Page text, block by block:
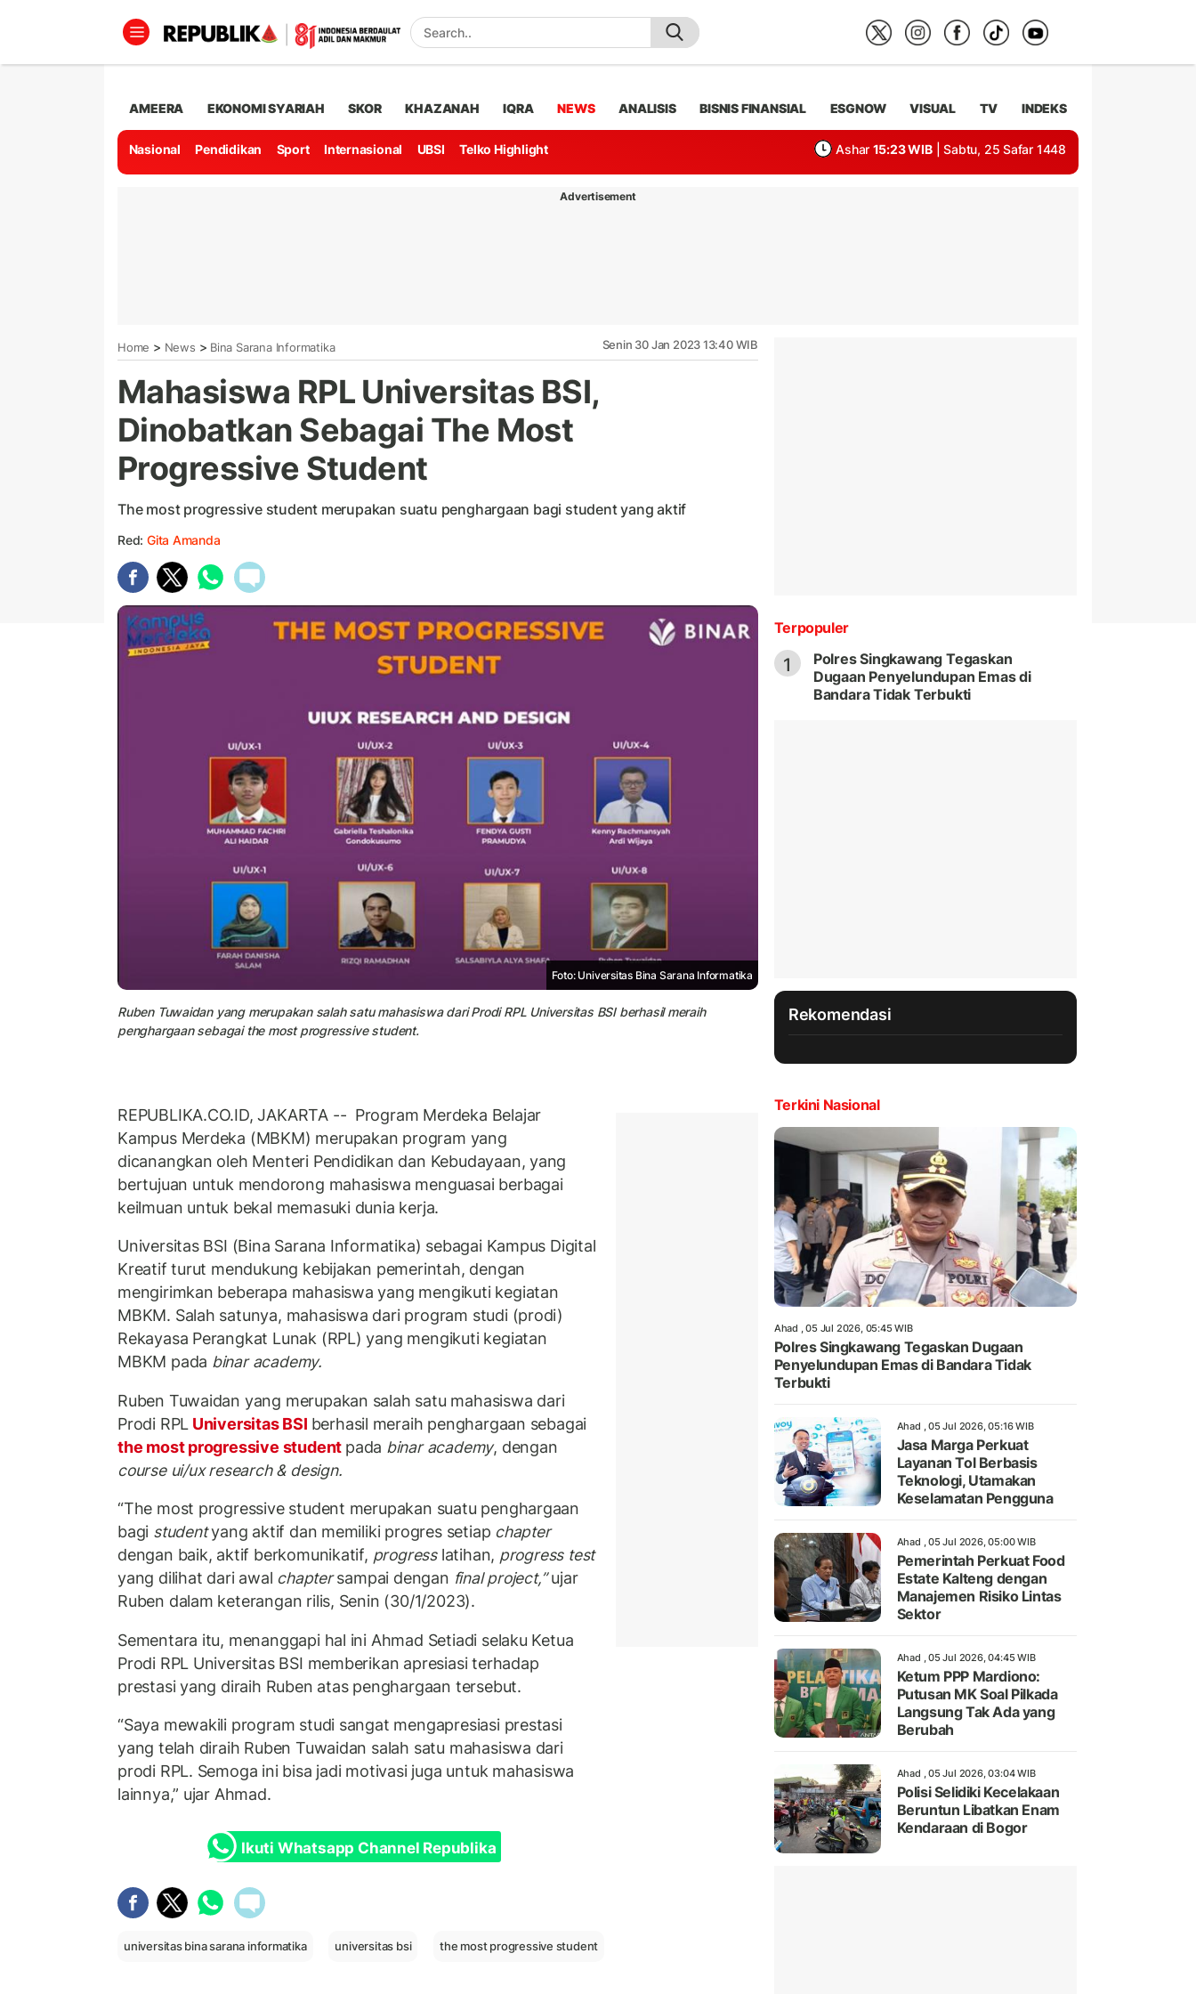
AMEERA EKONOMI SYARIAH SKOR KHAZANAH IQRA NEWS ANALISIS BISNIS FINANSIAL ESGNOW VISUAL TV INDEKS
Nasional Pendidikan Sport Internasional UBSI Telko Highlight Ashar 15:23 WIB | Sabtu, 25 Safar 1448
Advertisement
Home > News > Bina Sarana Informatika Senin 30 Jan 2023 13:40 WIB
Mahasiswa RPL Universitas BSI,
Dinobatkan Sebagai The Most
Progressive Student
The most progressive student merupakan suatu penghargaan bagi student yang aktif
Red: Gita Amanda
Foto: Universitas Bina Sarana Informatika
Ruben Tuwaidan yang merupakan salah satu mahasiswa dari Prodi RPL Universitas BSI berhasil meraih
penghargaan sebagai the most progressive student.
REPUBLIKA.CO.ID, JAKARTA -- Program Merdeka Belajar
Kampus Merdeka (MBKM) merupakan program yang
dicanangkan oleh Menteri Pendidikan dan Kebudayaan, yang
bertujuan untuk mendorong mahasiswa menguasai berbagai
keilmuan untuk bekal memasuki dunia kerja.
Universitas BSI (Bina Sarana Informatika) sebagai Kampus Digital
Kreatif turut mendukung kebijakan pemerintah, dengan
mengirimkan beberapa mahasiswa yang mengikuti kegiatan
MBKM. Salah satunya, mahasiswa dari program studi (prodi)
Rekayasa Perangkat Lunak (RPL) yang mengikuti kegiatan
MBKM pada binar academy.
Ruben Tuwaidan yang merupakan salah satu mahasiswa dari
Prodi RPL Universitas BSI berhasil meraih penghargaan sebagai
the most progressive student pada binar academy, dengan
course ui/ux research & design.
“The most progressive student merupakan suatu penghargaan
bagi studentyang aktif dan memiliki progres setiap chapter
dengan baik, aktif berkomunikatif, progresslatihan, progress test
yang dilihat dari awal chaptersampai dengan final project,”ujar
Ruben dalam keterangan rilis, Senin (30/1/2023).
Sementara itu, menanggapi hal ini Ahmad Setiadi selaku Ketua
Prodi RPL Universitas BSI memberikan apresiasi terhadap
prestasi yang diraih Ruben atas penghargaan tersebut.
“Saya mewakili program studi sangat mengapresiasi prestasi
yang telah diraih Ruben Tuwaidan salah satu mahasiswa dari
prodi RPL. Semoga ini bisa jadi motivasi juga untuk mahasiswa
lainnya,” ujar Ahmad.
Ikuti Whatsapp Channel Republika
universitas bina sarana informatika universitas bsi the most progressive student
Terpopuler
1
Polres Singkawang Tegaskan
Dugaan Penyelundupan Emas di
Bandara Tidak Terbukti
Rekomendasi
Terkini Nasional
Ahad , 05 Jul 2026, 05:45 WIB
Polres Singkawang Tegaskan Dugaan
Penyelundupan Emas di Bandara Tidak
Terbukti
Ahad , 05 Jul 2026, 05:16 WIB
Jasa Marga Perkuat
Layanan Tol Berbasis
Teknologi, Utamakan
Keselamatan Pengguna
Ahad , 05 Jul 2026, 05:00 WIB
Pemerintah Perkuat Food
Estate Kalteng dengan
Manajemen Risiko Lintas
Sektor
Ahad , 05 Jul 2026, 04:45 WIB
Ketum PPP Mardiono:
Putusan MK Soal Pilkada
Langsung Tak Ada yang
Berubah
Ahad , 05 Jul 2026, 03:04 WIB
Polisi Selidiki Kecelakaan
Beruntun Libatkan Enam
Kendaraan di Bogor